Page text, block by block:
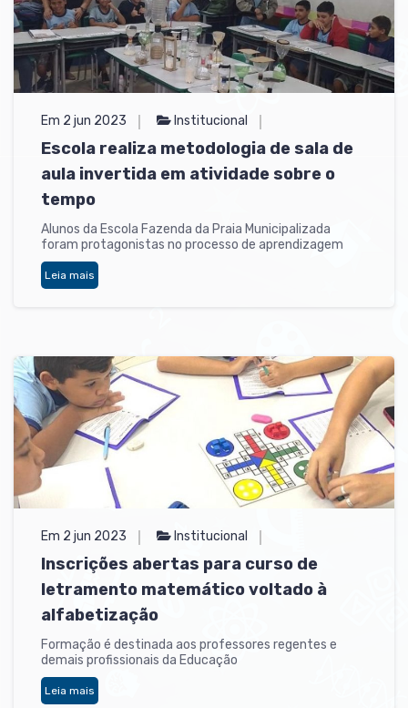
Em 2 jun 2023 Institucional
Escola realiza metodologia de sala de
aula invertida em atividade sobre o
tempo
Alunos da Escola Fazenda da Praia Municipalizada
foram protagonistas no processo de aprendizagem
Leia mais
Em 2 jun 2023 Institucional
Inscrições abertas para curso de
letramento matemático voltado à
alfabetização
Formação é destinada aos professores regentes e
demais profissionais da Educação
Leia mais